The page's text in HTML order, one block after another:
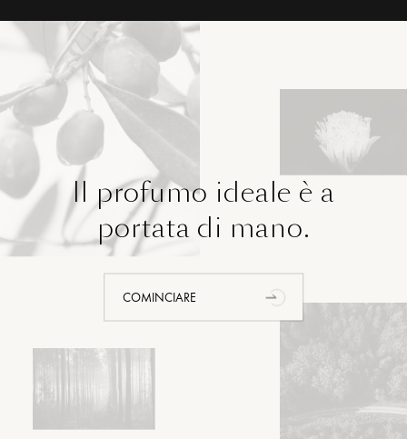
Il profumo ideale è a
portata di mano.
COMINCIARE